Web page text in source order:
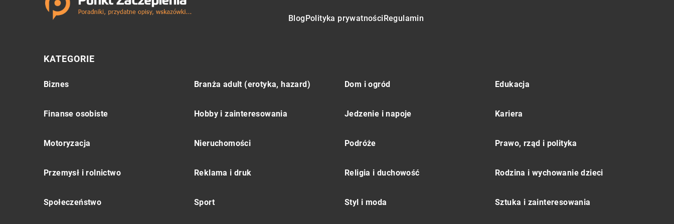
BlogPolityka prywatnościRegulamin
KATEGORIE
Biznes Branża adult (erotyka, hazard) Dom i ogród Edukacja
Finanse osobiste Hobby i zainteresowania Jedzenie i napoje Kariera
Motoryzacja Nieruchomości Podróże Prawo, rząd i polityka
Przemysł i rolnictwo Reklama i druk Religia i duchowość Rodzina i wychowanie dzieci
Społeczeństwo Sport Styl i moda Sztuka i zainteresowania